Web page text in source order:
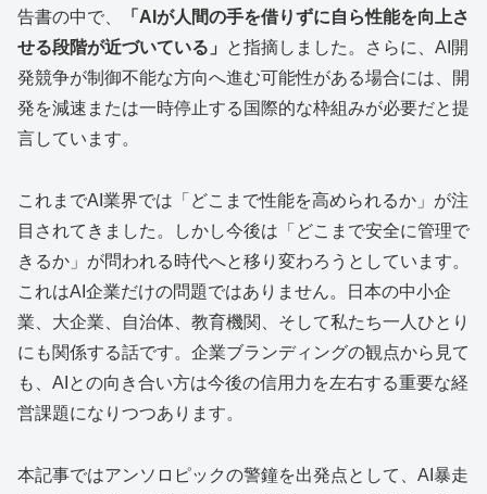
告書の中で、
「AIが人間の手を借りずに自ら性能を向上さ
せる段階が近づいている」
と指摘しました。さらに、AI開
発競争が制御不能な方向へ進む可能性がある場合には、開
発を減速または一時停止する国際的な枠組みが必要だと提
言しています。
これまでAI業界では「どこまで性能を高められるか」が注
目されてきました。しかし今後は「どこまで安全に管理で
きるか」が問われる時代へと移り変わろうとしています。
これはAI企業だけの問題ではありません。日本の中小企
業、大企業、自治体、教育機関、そして私たち一人ひとり
にも関係する話です。企業ブランディングの観点から見て
も、AIとの向き合い方は今後の信用力を左右する重要な経
営課題になりつつあります。
本記事ではアンソロピックの警鐘を出発点として、AI暴走